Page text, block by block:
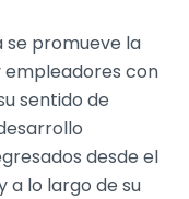
promueve la
empleadores con
sentido de
desde el
a lo largo de su